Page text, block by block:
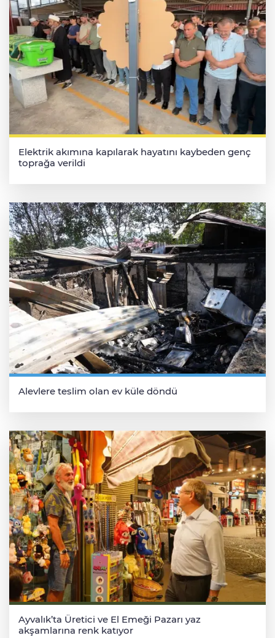
Elektrik akımına kapılarak hayatını kaybeden genç
toprağa verildi
Alevlere teslim olan ev küle döndü
Ayvalık’ta Üretici ve El Emeği Pazarı yaz
akşamlarına renk katıyor